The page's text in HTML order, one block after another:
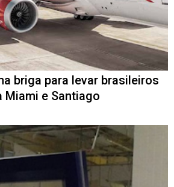
briga para levar brasileiros
Miami e Santiago